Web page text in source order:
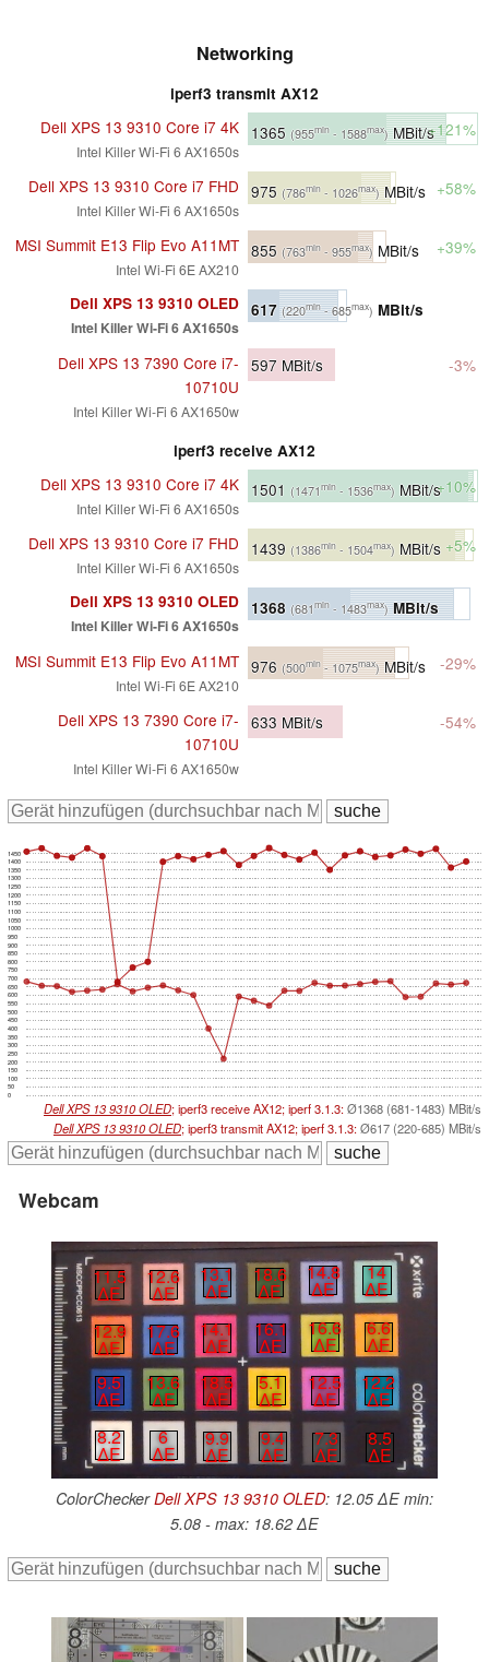
Networking
iperf3 transmit AX12
Dell XPS 13 9310 Core i7 4K
Intel Killer Wi-Fi 6 AX1650s
1365 (955min - 1588max)MBit/s+121%
Dell XPS 13 9310 Core i7 FHD
Intel Killer Wi-Fi 6 AX1650s
975 (786min - 1026max)MBit/s +58%
MSI Summit E13 Flip Evo A11MT
Intel Wi-Fi 6E AX210
855 (763min - 955max) MBit/s +39%
Dell XPS 13 9310 OLED
Intel Killer Wi-Fi 6 AX1650s
617 (220min- 685max) MBit/s
Dell XPS 13 7390 Core i7-
10710U
Intel Killer Wi-Fi 6 AX1650w
597 MBit/s -3%
iperf3 receive AX12
Dell XPS 13 9310 Core i7 4K
Intel Killer Wi-Fi 6 AX1650s
1501 (1471min - 1536max) MBit/s+10%
Dell XPS 13 9310 Core i7 FHD
Intel Killer Wi-Fi 6 AX1650s
1439 (1386min - 1504max) MBit/s +5%
Dell XPS 13 9310 OLED
Intel Killer Wi-Fi 6 AX1650s
1368 (681min - 1483max)MBit/s
MSI Summit E13 Flip Evo A11MT
Intel Wi-Fi 6E AX210
976 (500min- 1075max)MBit/s -29%
Dell XPS 13 7390 Core i7-
10710U
Intel Killer Wi-Fi 6 AX1650w
633 MBit/s -54%
0
50
100
150
200
250
300
350
400
450
500
550
600
650
700
750
800
850
900
950
1000
1050
1100
1150
1200
1250
1300
1350
1400
1450
Dell XPS 13 9310 OLED; iperf3 receive AX12; iperf 3.1.3:Ø1368 (681-1483) MBit/s
Dell XPS 13 9310 OLED; iperf3 transmit AX12; iperf 3.1.3:Ø617 (220-685) MBit/s
Webcam
11.5
∆E
12.6
∆E
13.1
∆E
18.6
∆E
14.8
∆E
14
∆E
12.9
∆E
17.6
∆E
14.1
∆E
16.1
∆E
16.6
∆E
6.6
∆E
9.5
∆E
13.6
∆E
18.5
∆E
5.1
∆E
12.5
∆E
12.2
∆E
8.2
∆E
6
∆E
9.9
∆E
9.4
∆E
7.3
∆E
8.5
∆E
ColorCheckerDell XPS 13 9310 OLED: 12.05 ∆E min:
5.08 - max: 18.62 ∆E